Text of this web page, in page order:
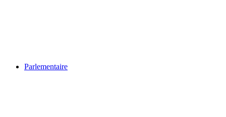
Parlementaire